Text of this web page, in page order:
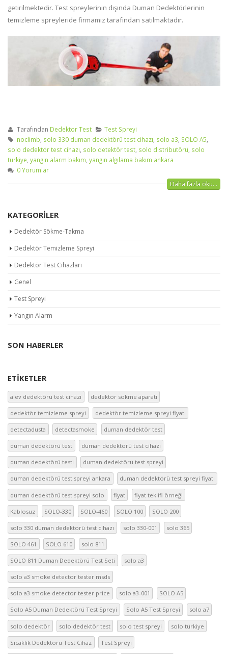
getirilmektedir. Test spreylerinin dışında Duman Dedektörlerinin
temizleme spreyleride firmamız tarafından satılmaktadır.
Tarafından Dedektör Test
Test Spreyi
noclimb, solo 330 duman dedektörü test cihazı, solo a3, SOLO A5,
solo dedektör test cihazı, solo detektör test, solo distributörü, solo
türkiye, yangın alarm bakım, yangın algılama bakım ankara
0 Yorumlar
Daha fazla oku...
KATEGORILER
Dedektör Sökme-Takma
Dedektör Temizleme Spreyi
Dedektör Test Cihazları
Genel
Test Spreyi
Yangın Alarm
SON HABERLER
ETIKETLER
alev dedektörü test cihazı dedektör sökme aparatı
dedektör temizleme spreyi dedektör temizleme spreyi fiyatı
detectadusta detectasmoke duman dedektör test
duman dedektörü test duman dedektörü test cihazı
duman dedektörü testi duman dedektörü test spreyi
duman dedektörü test spreyi ankara duman dedektörü test spreyi fiyatı
duman dedektörü test spreyi solo fiyat fiyat teklifi örneği
Kablosuz SOLO-330 SOLO-460 SOLO 100 SOLO 200
solo 330 duman dedektörü test cihazı solo 330-001 solo 365
SOLO 461 SOLO 610 solo 811
SOLO 811 Duman Dedektörü Test Seti solo a3
solo a3 smoke detector tester msds
solo a3 smoke detector tester price solo a3-001 SOLO A5
Solo A5 Duman Dedektörü Test Spreyi Solo A5 Test Spreyi solo a7
solo dedektör solo dedektör test solo test spreyi solo türkiye
Sıcaklık Dedektörü Test Cihaz Test Spreyi